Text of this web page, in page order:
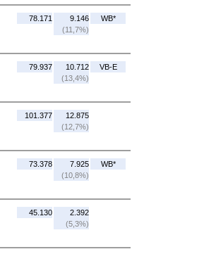
78.171
9.146
(11,7%)
WB*
79.937
10.712
(13,4%)
VB-E
101.377
12.875
(12,7%)
73.378
7.925
(10,8%)
WB*
45.130
2.392
(5,3%)